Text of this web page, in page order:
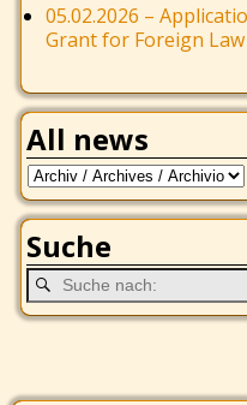
05.02.2026 –
Grant for Foreign
All news
Suche